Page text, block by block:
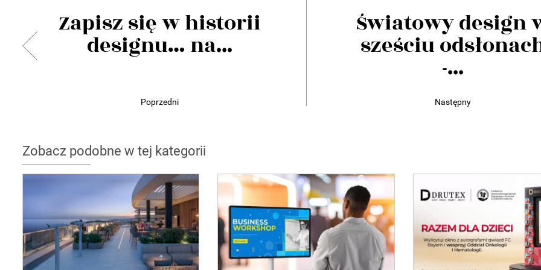
Zapisz się w historii
designu… na...
Poprzedni
Światowy design
sześciu
-...
Następny
Zobacz podobne w tej kategorii